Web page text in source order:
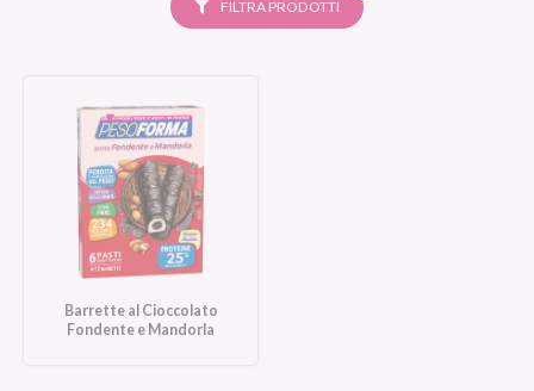
FILTRA PRODOTTI
SELEZIONATI
Barrette al Cioccolato
Fondente e Mandorla